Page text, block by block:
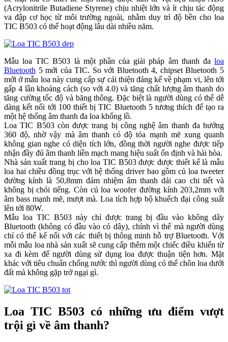
(Acrylonitrile Butadiene Styrene) chịu nhiệt lớn và ít chịu tác động
va đập cơ học từ môi trường ngoài, nhằm duy trì độ bền cho loa
TIC B503 có thể hoạt động lâu dài nhiều năm.
Mẫu loa TIC B503 là một phần của giải pháp âm thanh đa loa
Bluetooth 5 mới của TIC. So với Bluetooth 4, chipset Bluetooth 5
mới ở mẫu loa này cung cấp sự cải thiện đáng kể về phạm vi, lên tới
gấp 4 lần khoảng cách (so với 4.0) và tăng chất lượng âm thanh do
tăng cường tốc độ và băng thông. Đặc biệt là người dùng có thể dễ
dàng kết nối tới 100 thiết bị TIC Bluetooth 5 tương thích để tạo ra
một hệ thống âm thanh đa loa khổng lồ.
Loa TIC B503 còn được trang bị công nghệ âm thanh đa hướng
360 độ, nhờ vậy mà âm thanh có độ tỏa mạnh mẽ xung quanh
không gian nghe có diện tích lớn, đồng thời người nghe được tiếp
nhận đầy đủ âm thanh liền mạch mang hiệu suất ổn định và hài hòa.
Nhà sản xuất trang bị cho loa TIC B503 được được thiết kế là mẫu
loa hai chiều đồng trục với hệ thống driver bao gồm củ loa tweeter
đường kính là 50,8mm đảm nhiệm âm thanh dải cao chi tiết và
không bị chói tiếng. Còn củ loa woofer đường kính 203,2mm với
âm bass mạnh mẽ, mượt mà. Loa tích hợp bộ khuếch đại công suất
lên tới 80W.
Mẫu loa TIC B503 này chỉ được trang bị đầu vào không dây
Bluetooth (không có đầu vào có dây), chính vì thế mà người dùng
chỉ có thể kế nối với các thiết bị thông minh hỗ trợ Bluetooth. Với
mỗi mẫu loa nhà sản xuất sẽ cung cấp thêm một chiếc điều khiển từ
xa đi kèm để người dùng sử dụng loa được thuận tiện hơn. Mặt
khác với tiêu chuẩn chống nước thì người dùng có thể chôn loa dưới
đất mà không gặp trở ngại gì.
Loa TIC B503 có những ưu điểm vượt
trội gì về âm thanh?